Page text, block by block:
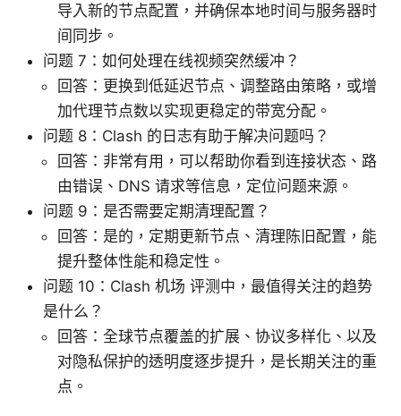
导入新的节点配置，并确保本地时间与服务器时
间同步。
问题 7：如何处理在线视频突然缓冲？
回答：更换到低延迟节点、调整路由策略，或增
加代理节点数以实现更稳定的带宽分配。
问题 8：Clash 的日志有助于解决问题吗？
回答：非常有用，可以帮助你看到连接状态、路
由错误、DNS 请求等信息，定位问题来源。
问题 9：是否需要定期清理配置？
回答：是的，定期更新节点、清理陈旧配置，能
提升整体性能和稳定性。
问题 10：Clash 机场 评测中，最值得关注的趋势
是什么？
回答：全球节点覆盖的扩展、协议多样化、以及
对隐私保护的透明度逐步提升，是长期关注的重
点。